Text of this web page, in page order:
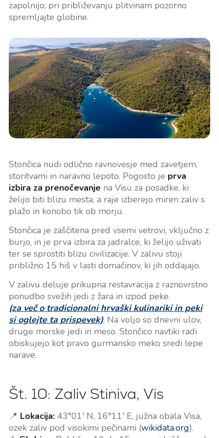
zapolnijo; pri približevanju plitvinam pozorno
spremljajte globine.
Stončica nudi odlično ravnovesje med zavetjem,
storitvami in naravno lepoto. Pogosto je prva
izbira za prenočevanjena Visu za posadke, ki
želijo biti blizu mesta, a raje izberejo miren zaliv s
plažo in konobo tik ob morju.
Stončica je zaščitena pred vsemi vetrovi, vključno z
burjo, in je prva izbira za jadralce, ki želijo uživati
ter se sprostiti blizu civilizacije. V zalivu stoji
približno 15 hiš v lasti domačinov, ki jih oddajajo.
V zalivu deluje prikupna restavracija z raznovrstno
ponudbo svežih jedi z žara in izpod peke.
(za več o tradicionalni hrvaški kulinariki in peki
si oglejte ta prispevek). Na voljo so dnevni ulov,
druge morske jedi in meso. Stončico navtiki radi
obiskujejo kot pravo gurmansko meko sredi lepe
narave.
Št. 10: Zaliv Stiniva, Vis
📍 Lokacija:43°01' N, 16°11' E, južna obala Visa,
ozek zaliv pod visokimi pečinami (wikidata.org).